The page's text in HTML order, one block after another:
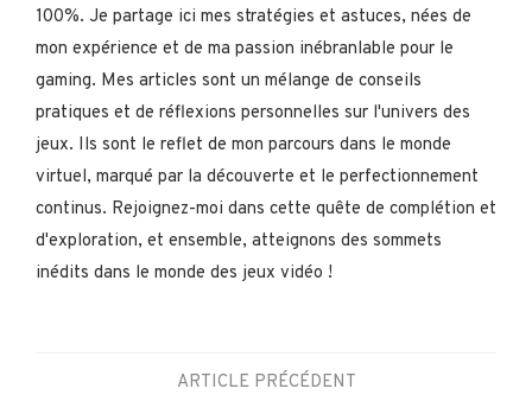
100%. Je partage ici mes stratégies et astuces, nées de
mon expérience et de ma passion inébranlable pour le
gaming. Mes articles sont un mélange de conseils
pratiques et de réflexions personnelles sur l'univers des
jeux. Ils sont le reflet de mon parcours dans le monde
virtuel, marqué par la découverte et le perfectionnement
continus. Rejoignez-moi dans cette quête de complétion et
d'exploration, et ensemble, atteignons des sommets
inédits dans le monde des jeux vidéo !
ARTICLE PRÉCÉDENT